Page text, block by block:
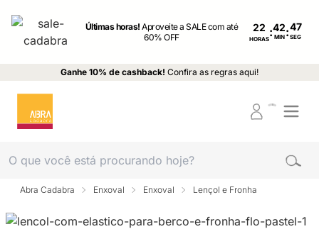
Últimas horas!Aproveite a SALE com até
60% OFF
22
HORAS: MIN : SEG
Ganhe 10% de cashback! Confira as regras aqui!
Abra Cadabra Enxoval Enxoval Lençol e Fronha